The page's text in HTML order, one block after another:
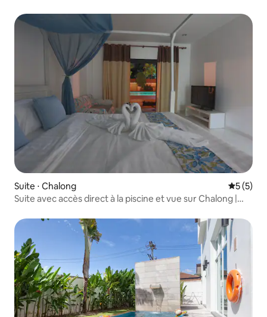
Suite ⋅ Chalong
5 (5)
Suite avec accès direct à la piscine et vue sur Chalong |